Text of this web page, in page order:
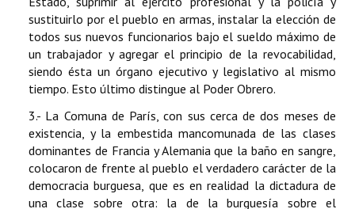
sustituirlo por el pueblo en armas, instalar la elección de
todos sus nuevos funcionarios bajo el sueldo máximo de
un trabajador y agregar el principio de la revocabilidad,
siendo ésta un órgano ejecutivo y legislativo al mismo
tiempo. Esto último distingue al Poder Obrero.
3.- La Comuna de París, con sus cerca de dos meses de
existencia, y la embestida mancomunada de las clases
dominantes de Francia y Alemania que la baño en sangre,
colocaron de frente al pueblo el verdadero carácter de la
democracia burguesa, que es en realidad la dictadura de
una clase sobre otra: la de la burguesía sobre el